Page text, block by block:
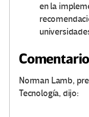
en la
Norman Lamb,
Tecnología, dijo: